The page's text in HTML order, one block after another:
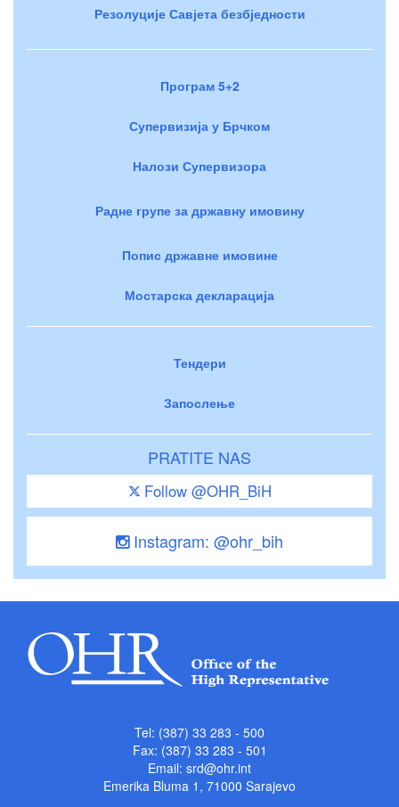
Резолуције Савјета безбједности
Програм 5+2
Супервизија у Брчком
Налози Супервизора
Радне групе за државну имовину
Попис државне имовине
Мостарска декларација
Тендери
Запослење
PRATITE NAS
Follow @OHR_BiH
Instagram: @ohr_bih
Tel: (387) 33 283 - 500
Fax: (387) 33 283 - 501
Email: srd@ohr.int
Emerika Bluma 1, 71000 Sarajevo